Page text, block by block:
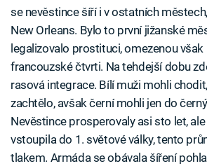
se nevěstince šíří i v ostatních
New Orleans. Bylo to první jižanské
legalizovalo prostituci, omezenou
francouzské čtvrti. Na tehdejší dobu
rasová integrace. Bílí muži mohli
zachtělo, avšak černí mohli jen do
Nevěstince prosperovaly asi sto let,
vstoupila do 1. světové války, tento
tlakem. Armáda se obávala šíření